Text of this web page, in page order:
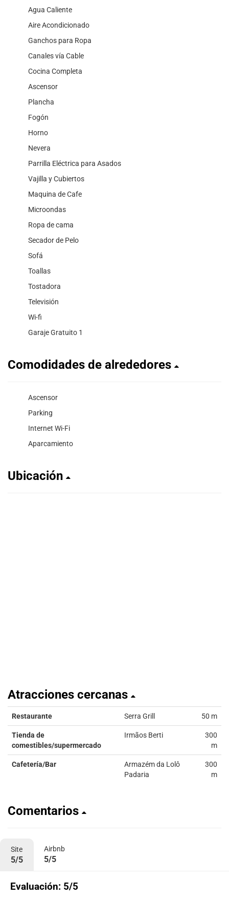
Agua Caliente
Aire Acondicionado
Ganchos para Ropa
Canales vía Cable
Cocina Completa
Ascensor
Plancha
Fogón
Horno
Nevera
Parrilla Eléctrica para Asados
Vajilla y Cubiertos
Maquina de Cafe
Microondas
Ropa de cama
Secador de Pelo
Sofá
Toallas
Tostadora
Televisión
Wi-fi
Garaje Gratuito 1
Comodidades de alrededores
Ascensor
Parking
Internet Wi-Fi
Aparcamiento
Ubicación
Atracciones cercanas
Restaurante Serra Grill 50 m
Tienda de
comestibles/supermercado
Irmãos Berti
300
m
Cafetería/Bar
Armazém da Lolô
Padaria
300
m
Comentarios
Site
5/5
Airbnb
5/5
Evaluación: 5/5